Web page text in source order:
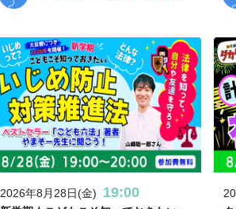
2026年8月28日(金) 19:00